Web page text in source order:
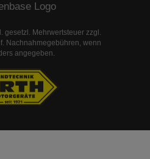
gesetzl. Mehrwertsteuer zzgl.
Nachnahmegebühren, wenn
angegeben.